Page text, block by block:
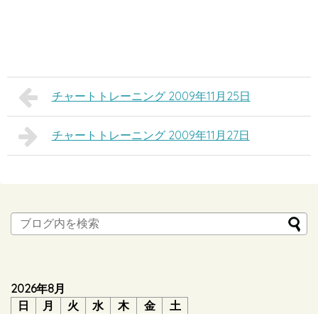
チャートトレーニング 2009年11月25日
チャートトレーニング 2009年11月27日
2026年8月
日
月 火 水 木 金
土